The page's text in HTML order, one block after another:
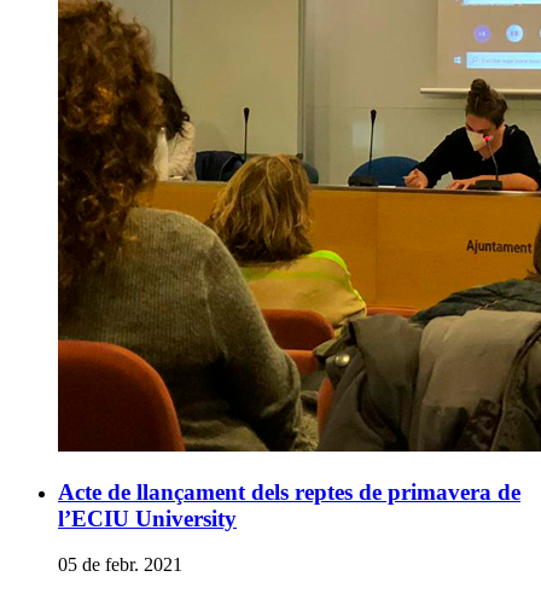
Acte de llançament dels reptes de primavera de
l’ECIU University
05 de febr. 2021